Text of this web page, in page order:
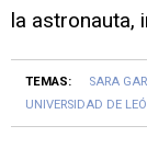
la astronauta,
TEMAS: SARA
UNIVERSIDAD DE